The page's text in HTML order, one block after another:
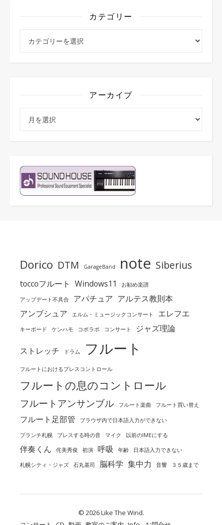
カテゴリー
アーカイブ
Dorico DTM GarageBand note Siberius
toccoフルート Windows11 お勧め楽譜
アップデート不具合 アパチュア アルテス教則本
アンブシュア
エルム・ミュージックコンサート エレフエ
キーボード ケンハモ コボラボ コンサート ジャズ理論
ストレッチ ドラム フルート
フルートにおけるブレスコントロール
フルートの息のコントロール
フルートアンサンブル フルート楽曲 フルート買い替え
フルート足部管 ブラウザ内で日本語入力ができない
ブランチ札幌 ブレスする時の音 マイク 以前のIMEにする
伴奏くん 侘美秀俊 初演 呼吸 年齢 日本語入力できない
札幌シティ・ジャズ 石丸基司 脳科学 集中力 音響 ３５歳まで
© 2026 Like The Wind.